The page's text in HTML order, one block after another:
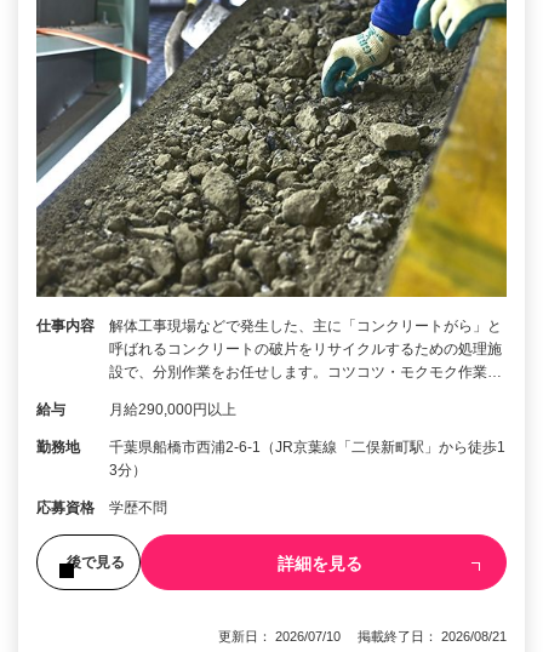
仕事内容
解体工事現場などで発生した、主に「コンクリートがら」と
呼ばれるコンクリートの破片をリサイクルするための処理施
設で、分別作業をお任せします。コツコツ・モクモク作業…
給与 月給290,000円以上
勤務地
千葉県船橋市西浦2-6-1（JR京葉線「二俣新町駅」から徒歩1
3分）
応募資格 学歴不問
後で見る 詳細を見る
更新日： 2026/07/10 掲載終了日： 2026/08/21